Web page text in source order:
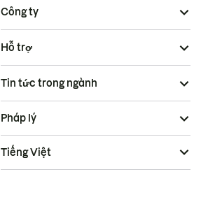
Công ty
Hỗ trợ
Tin tức trong ngành
Pháp lý
Tiếng Việt